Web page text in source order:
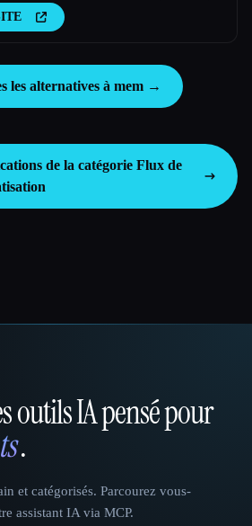
d''intégration, des guides pratiques, des
l''IA.
les alternatives à mem →
de la catégorie Flux de
outils IA pensé pour
.
et catégorisés. Parcourez vous-
assistant IA via MCP.